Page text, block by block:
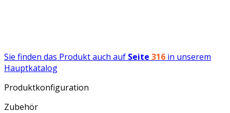
Sie finden das Produkt auch auf Seite 316 in unserem
Hauptkatalog
Produktkonfiguration
Zubehör